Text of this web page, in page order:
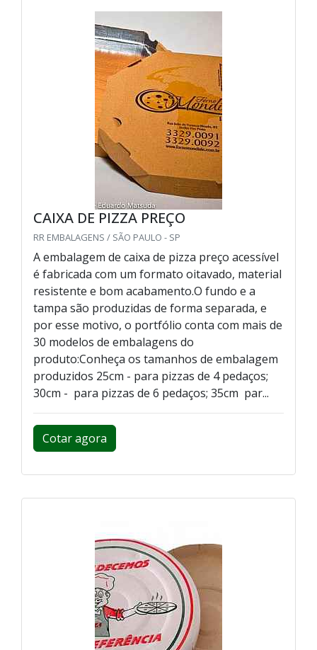
CAIXA DE PIZZA PREÇO
RR EMBALAGENS / SÃO PAULO - SP
A embalagem de caixa de pizza preço acessível
é fabricada com um formato oitavado, material
resistente e bom acabamento.O fundo e a
tampa são produzidas de forma separada, e
por esse motivo, o portfólio conta com mais de
30 modelos de embalagens do
produto:Conheça os tamanhos de embalagem
produzidos 25cm - para pizzas de 4 pedaços;
30cm - para pizzas de 6 pedaços; 35cm par...
Cotar agora